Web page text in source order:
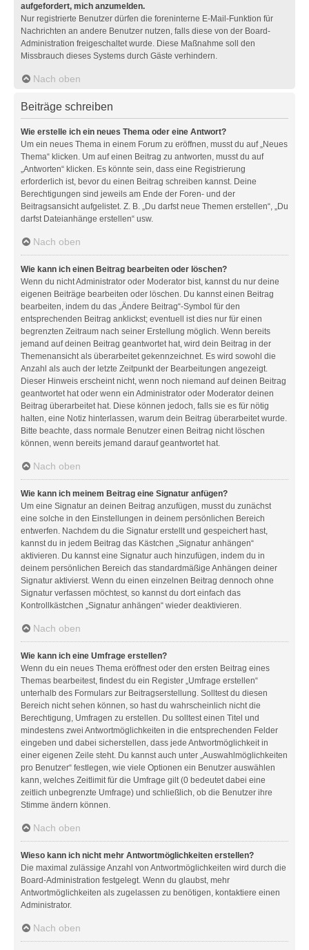
aufgefordert, mich anzumelden.
Nur registrierte Benutzer dürfen die foreninterne E-Mail-Funktion für
Nachrichten an andere Benutzer nutzen, falls diese von der Board-
Administration freigeschaltet wurde. Diese Maßnahme soll den
Missbrauch dieses Systems durch Gäste verhindern.
Nach oben
Beiträge schreiben
Wie erstelle ich ein neues Thema oder eine Antwort?
Um ein neues Thema in einem Forum zu eröffnen, musst du auf „Neues
Thema“ klicken. Um auf einen Beitrag zu antworten, musst du auf
„Antworten“ klicken. Es könnte sein, dass eine Registrierung
erforderlich ist, bevor du einen Beitrag schreiben kannst. Deine
Berechtigungen sind jeweils am Ende der Foren- und der
Beitragsansicht aufgelistet. Z. B. „Du darfst neue Themen erstellen“, „Du
darfst Dateianhänge erstellen“ usw.
Nach oben
Wie kann ich einen Beitrag bearbeiten oder löschen?
Wenn du nicht Administrator oder Moderator bist, kannst du nur deine
eigenen Beiträge bearbeiten oder löschen. Du kannst einen Beitrag
bearbeiten, indem du das „Ändere Beitrag“-Symbol für den
entsprechenden Beitrag anklickst; eventuell ist dies nur für einen
begrenzten Zeitraum nach seiner Erstellung möglich. Wenn bereits
jemand auf deinen Beitrag geantwortet hat, wird dein Beitrag in der
Themenansicht als überarbeitet gekennzeichnet. Es wird sowohl die
Anzahl als auch der letzte Zeitpunkt der Bearbeitungen angezeigt.
Dieser Hinweis erscheint nicht, wenn noch niemand auf deinen Beitrag
geantwortet hat oder wenn ein Administrator oder Moderator deinen
Beitrag überarbeitet hat. Diese können jedoch, falls sie es für nötig
halten, eine Notiz hinterlassen, warum dein Beitrag überarbeitet wurde.
Bitte beachte, dass normale Benutzer einen Beitrag nicht löschen
können, wenn bereits jemand darauf geantwortet hat.
Nach oben
Wie kann ich meinem Beitrag eine Signatur anfügen?
Um eine Signatur an deinen Beitrag anzufügen, musst du zunächst
eine solche in den Einstellungen in deinem persönlichen Bereich
entwerfen. Nachdem du die Signatur erstellt und gespeichert hast,
kannst du in jedem Beitrag das Kästchen „Signatur anhängen“
aktivieren. Du kannst eine Signatur auch hinzufügen, indem du in
deinem persönlichen Bereich das standardmäßige Anhängen deiner
Signatur aktivierst. Wenn du einen einzelnen Beitrag dennoch ohne
Signatur verfassen möchtest, so kannst du dort einfach das
Kontrollkästchen „Signatur anhängen“ wieder deaktivieren.
Nach oben
Wie kann ich eine Umfrage erstellen?
Wenn du ein neues Thema eröffnest oder den ersten Beitrag eines
Themas bearbeitest, findest du ein Register „Umfrage erstellen“
unterhalb des Formulars zur Beitragserstellung. Solltest du diesen
Bereich nicht sehen können, so hast du wahrscheinlich nicht die
Berechtigung, Umfragen zu erstellen. Du solltest einen Titel und
mindestens zwei Antwortmöglichkeiten in die entsprechenden Felder
eingeben und dabei sicherstellen, dass jede Antwortmöglichkeit in
einer eigenen Zeile steht. Du kannst auch unter „Auswahlmöglichkeiten
pro Benutzer“ festlegen, wie viele Optionen ein Benutzer auswählen
kann, welches Zeitlimit für die Umfrage gilt (0 bedeutet dabei eine
zeitlich unbegrenzte Umfrage) und schließlich, ob die Benutzer ihre
Stimme ändern können.
Nach oben
Wieso kann ich nicht mehr Antwortmöglichkeiten erstellen?
Die maximal zulässige Anzahl von Antwortmöglichkeiten wird durch die
Board-Administration festgelegt. Wenn du glaubst, mehr
Antwortmöglichkeiten als zugelassen zu benötigen, kontaktiere einen
Administrator.
Nach oben